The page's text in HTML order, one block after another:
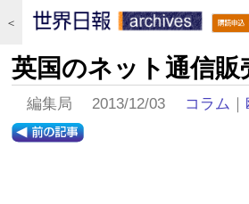
＜
英国のネット通信販
編集局 2013/12/03 コラム ｜